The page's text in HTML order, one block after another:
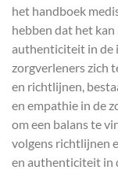
het handboek
hebben dat het
authenticiteit in de
zorgverleners zich
en richtlijnen,
en empathie in de
om een balans te
volgens richtlijnen
en authenticiteit in